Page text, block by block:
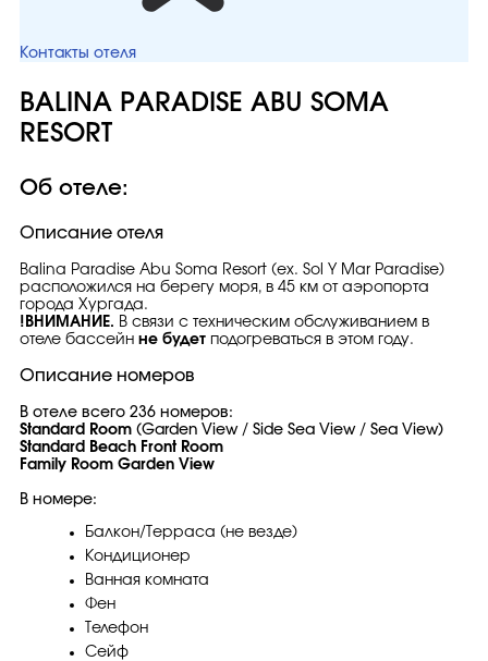
Контакты отеля
BALINA PARADISE ABU SOMA
RESORT
Об отеле:
Описание отеля
Balina Paradise Abu Soma Resort (ex. Sol Y Mar Paradise)
расположился на берегу моря, в 45 км от аэропорта
города Хургада.
!ВНИМАНИЕ. В связи с техническим обслуживанием в
отеле бассейн не будет подогреваться в этом году.
Описание номеров
В отеле всего 236 номеров:
Standard Room (Garden View / Side Sea View / Sea View)
Standard Beach Front Room
Family Room Garden View
В номере:
Балкон/Терраса (не везде)
Кондиционер
Ванная комната
Фен
Телефон
Сейф